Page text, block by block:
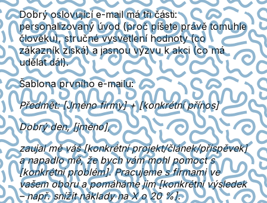
Dobrý oslovující e-mail má tři části:
personalizovaný úvod (proč píšete právě tomuhle
člověku), stručné vysvětlení hodnoty (co
zákazník získá) a jasnou výzvu k akci (co má
udělat dál).
Šablona prvního e-mailu:
Předmět: [Jméno firmy] + [konkrétní přínos]
Dobrý den, [jméno],
zaujal mě váš [konkrétní projekt/článek/příspěvek]
a napadlo mě, že bych vám mohl pomoct s
[konkrétní problém]. Pracujeme s firmami ve
vašem oboru a pomáháme jim [konkrétní výsledek
– např. snížit náklady na X o 20 %].